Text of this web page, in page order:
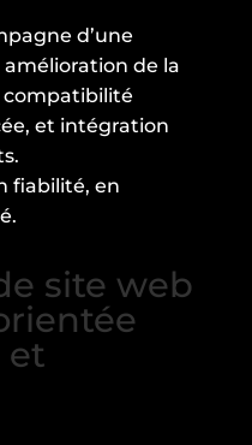
d’une
de la
compatibilité
et intégration
fiabilité, en
site web
et